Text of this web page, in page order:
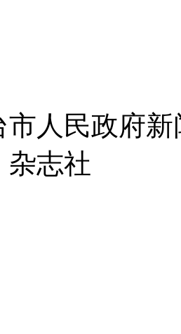
市人民政府
杂志社